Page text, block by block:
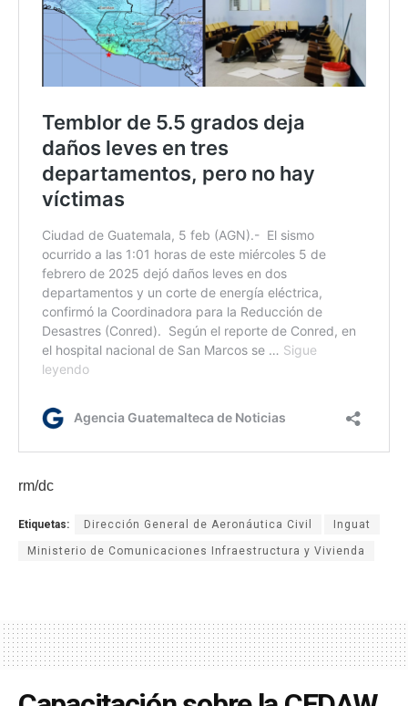
rm/dc
Etiquetas: Dirección General de Aeronáutica Civil Inguat
Ministerio de Comunicaciones Infraestructura y Vivienda